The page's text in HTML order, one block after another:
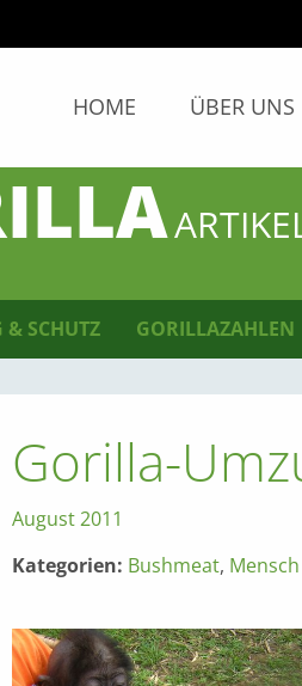
HOME ÜBER UNS
& SCHUTZ GORILLAZAHLEN
Gorilla-
August 2011
Kategorien: Bushmeat,